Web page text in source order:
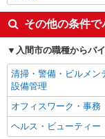
その他の条件
入間市の職種からバ
清掃・警備・ビルメン
設備管理
オフィスワーク・事務
ヘルス・ビューティー